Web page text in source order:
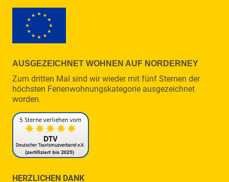
AUSGEZEICHNET WOHNEN AUF NORDERNEY
Zum dritten Mal sind wir wieder mit fünf Sternen der
höchsten Ferienwohnungskategorie ausgezeichnet
worden.
HERZLICHEN DANK